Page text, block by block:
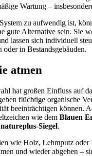
Wartung –
zu aufwendig ist,
gute Alternative sein. Sie
lassen sich individuell
in Bestandsgebäuden.
atmen
hat großen Einfluss auf
flüchtige organische
beeinträchtigen können.
wie dem Blauen
natureplus-Siegel.
wie Holz, Lehmputz oder
und wieder abgeben –